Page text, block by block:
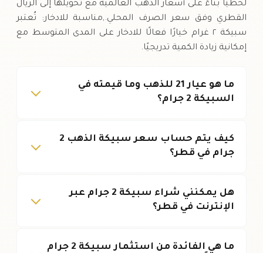
لحظيًا بناءً على أسعار الذهب العالمية مع تحويلها إلى الريال
القطري وفق سعر الصرف المحلي.,مناسبة للادخار: تُعتبر
سبيكة ٢ غرام خيارًا فعالًا للادخار على المدى المتوسط مع
إمكانية زيادة الكمية تدريجيًا.
ما هو عيار 21 للذهب وما قيمته في
السبيكة 2 جرام؟
كيف يتم حساب سعر سبيكة الذهب 2
جرام في قطر؟
هل يمكنني شراء سبيكة 2 جرام عبر
الإنترنت في قطر؟
ما هي الفائدة من استثمار سبيكة 2 جرام